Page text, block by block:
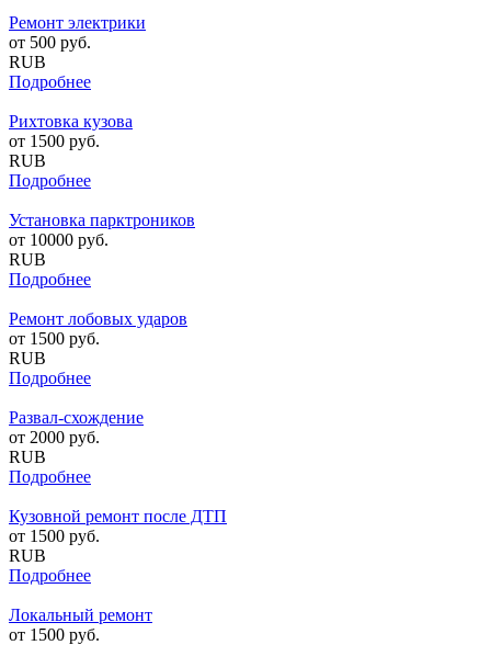
Ремонт электрики
от 500 руб.
RUB
Подробнее
Рихтовка кузова
от 1500 руб.
RUB
Подробнее
Установка парктроников
от 10000 руб.
RUB
Подробнее
Ремонт лобовых ударов
от 1500 руб.
RUB
Подробнее
Развал-схождение
от 2000 руб.
RUB
Подробнее
Кузовной ремонт после ДТП
от 1500 руб.
RUB
Подробнее
Локальный ремонт
от 1500 руб.